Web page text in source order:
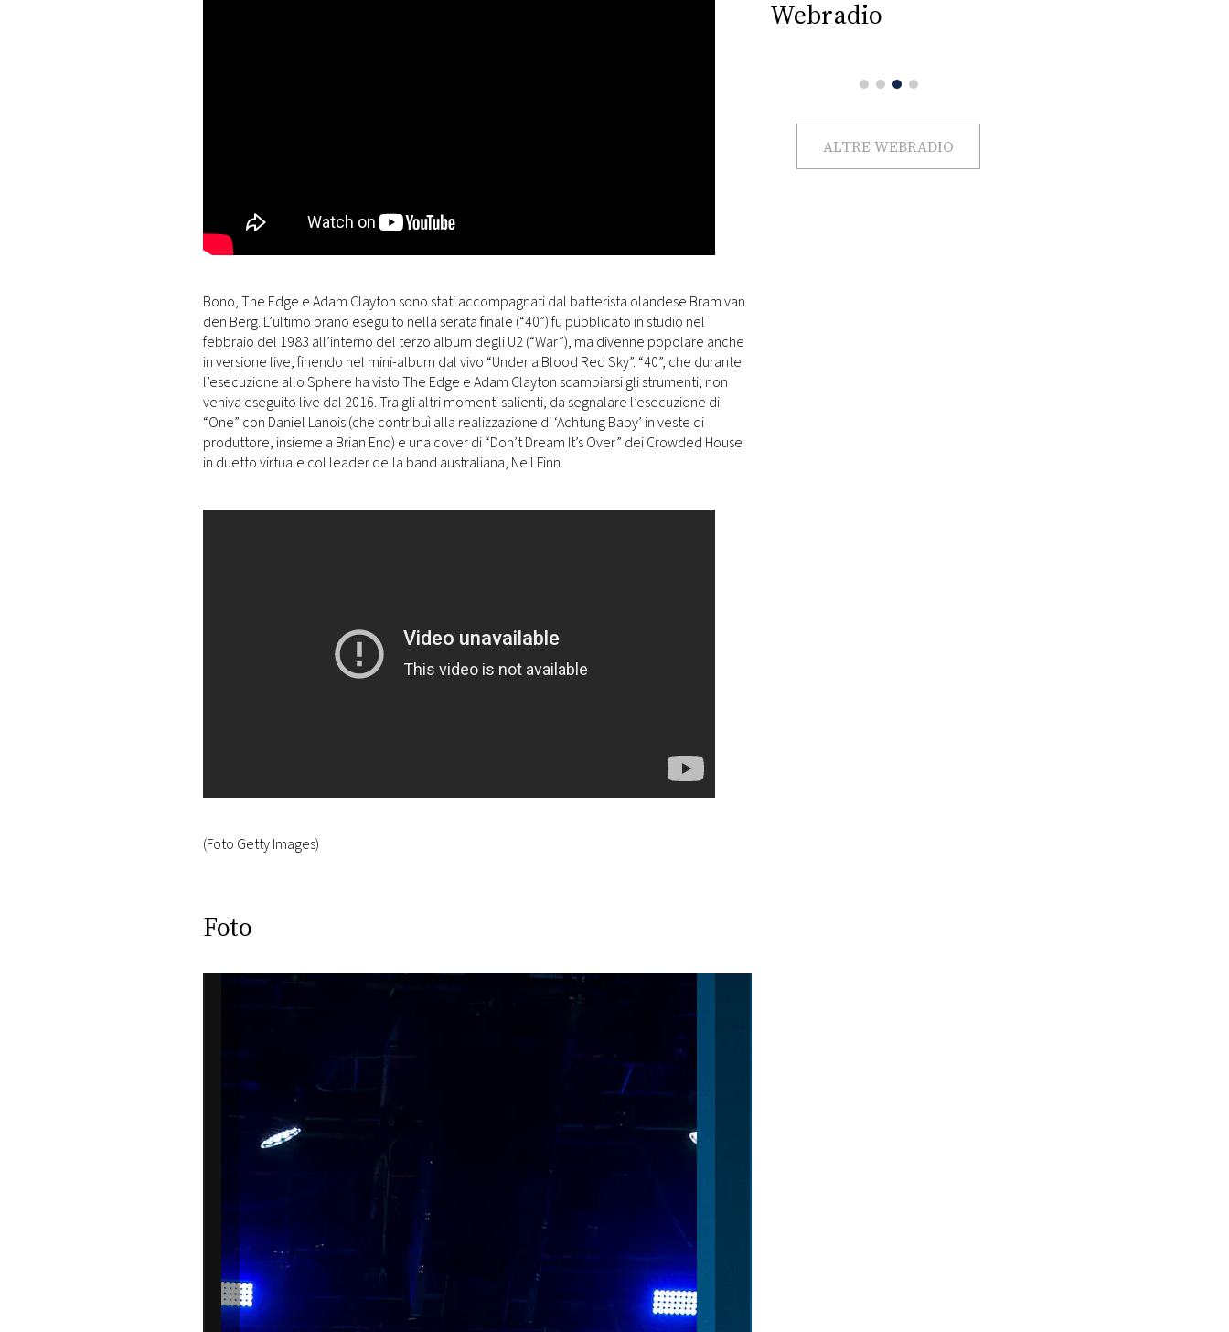
Bono, The Edge e Adam Clayton sono stati accompagnati dal batterista olandese Bram van
den Berg. L’ultimo brano eseguito nella serata finale (“40”) fu pubblicato in studio nel
febbraio del 1983 all’interno del terzo album degli U2 (“War”), ma divenne popolare anche
in versione live, finendo nel mini-album dal vivo “Under a Blood Red Sky”. “40”, che durante
l’esecuzione allo Sphere ha visto The Edge e Adam Clayton scambiarsi gli strumenti, non
veniva eseguito live dal 2016. Tra gli altri momenti salienti, da segnalare l’esecuzione di
“One” con Daniel Lanois (che contribuì alla realizzazione di ‘Achtung Baby’ in veste di
produttore, insieme a Brian Eno) e una cover di “Don’t Dream It’s Over” dei Crowded House
in duetto virtuale col leader della band australiana, Neil Finn.
(Foto Getty Images)
Foto
Webradio
ALTRE WEBRADIO